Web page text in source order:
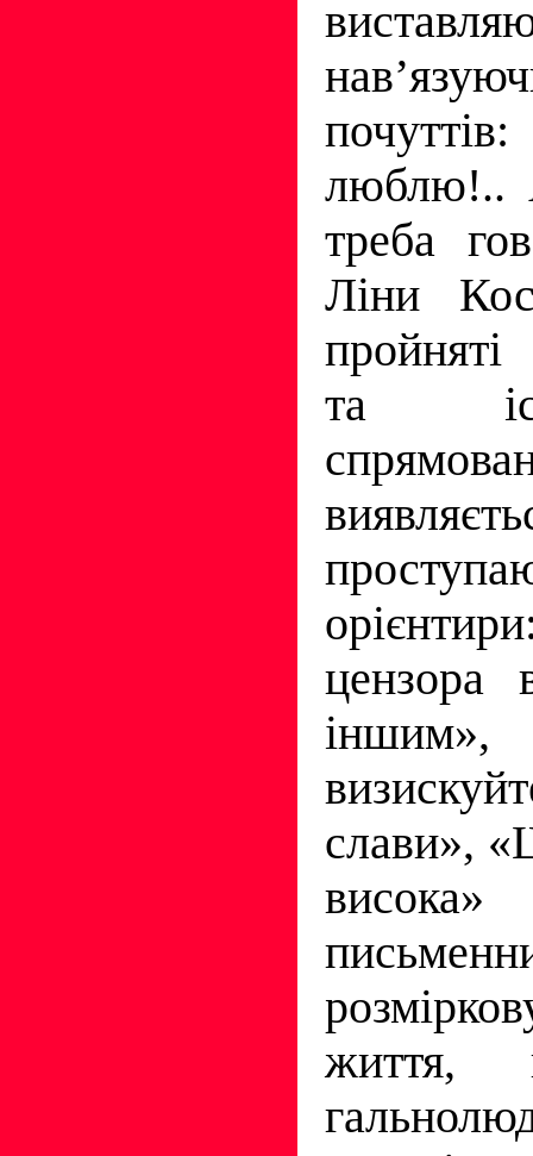
люблю!..
треба
Ліни
та
цензора
слави»,
життя,